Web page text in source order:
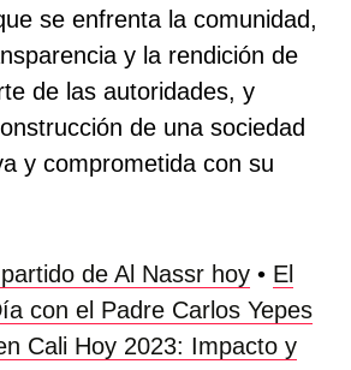
se enfrenta la comunidad,
y la rendición de
de las autoridades, y
de una sociedad
y comprometida con su
de Al Nassr hoy • El
con el Padre Carlos Yepes
Cali Hoy 2023: Impacto y